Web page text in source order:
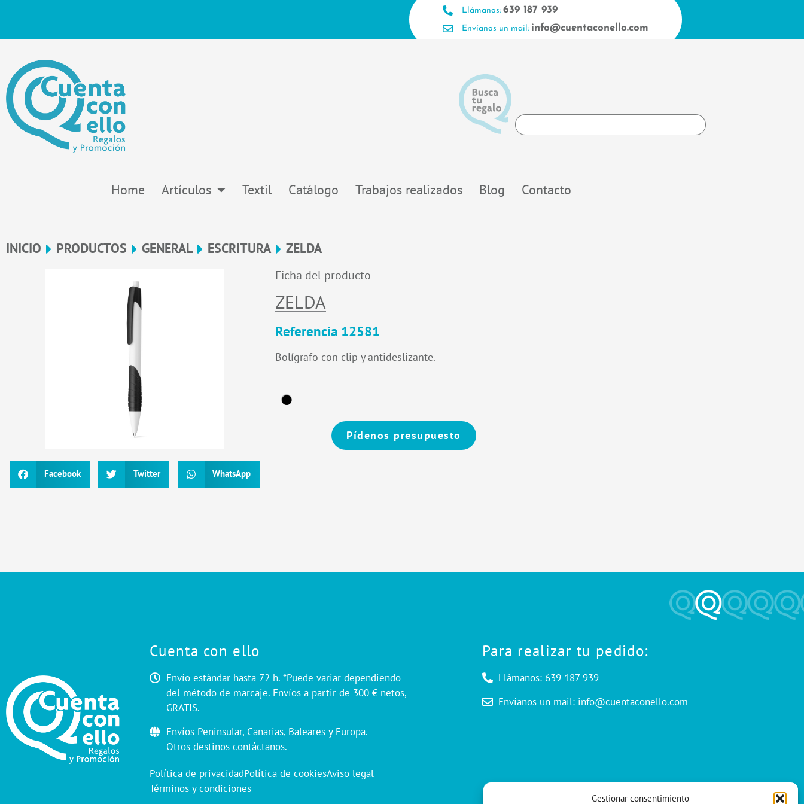
Gestionar consentimiento
Llámanos: 639 187 939
Envíanos un mail: info@cuentaconello.com
Search
...
Home Artículos Textil Catálogo Trabajos realizados Blog Contacto
INICIO PRODUCTOS GENERAL ESCRITURA ZELDA
Facebook Twitter WhatsApp
Ficha del producto
ZELDA
Referencia 12581
Bolígrafo con clip y antideslizante.
Pídenos presupuesto
Cuenta con ello
Envío estándar hasta 72 h. *Puede variar dependiendo
del método de marcaje. Envíos a partir de 300 € netos,
GRATIS.
Envíos Peninsular, Canarias, Baleares y Europa.
Otros destinos contáctanos.
Política de privacidadPolítica de cookiesAviso legal
Términos y condiciones
Para realizar tu pedido:
Llámanos: 639 187 939
Envíanos un mail: info@cuentaconello.com